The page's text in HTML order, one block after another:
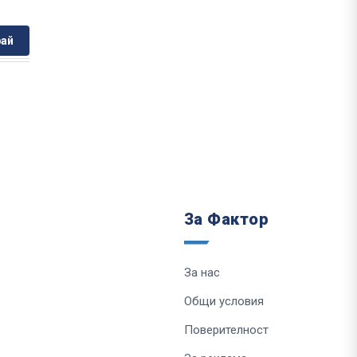
За Фактор
За нас
Общи условия
Поверителност